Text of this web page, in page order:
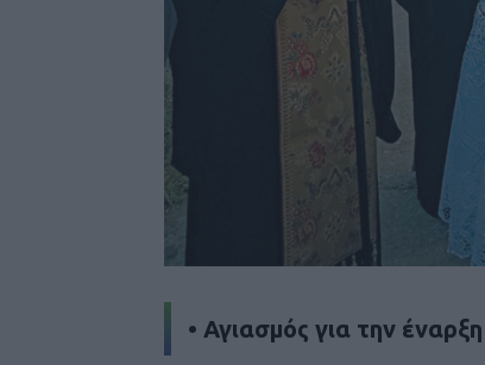
• Αγιασμός για την